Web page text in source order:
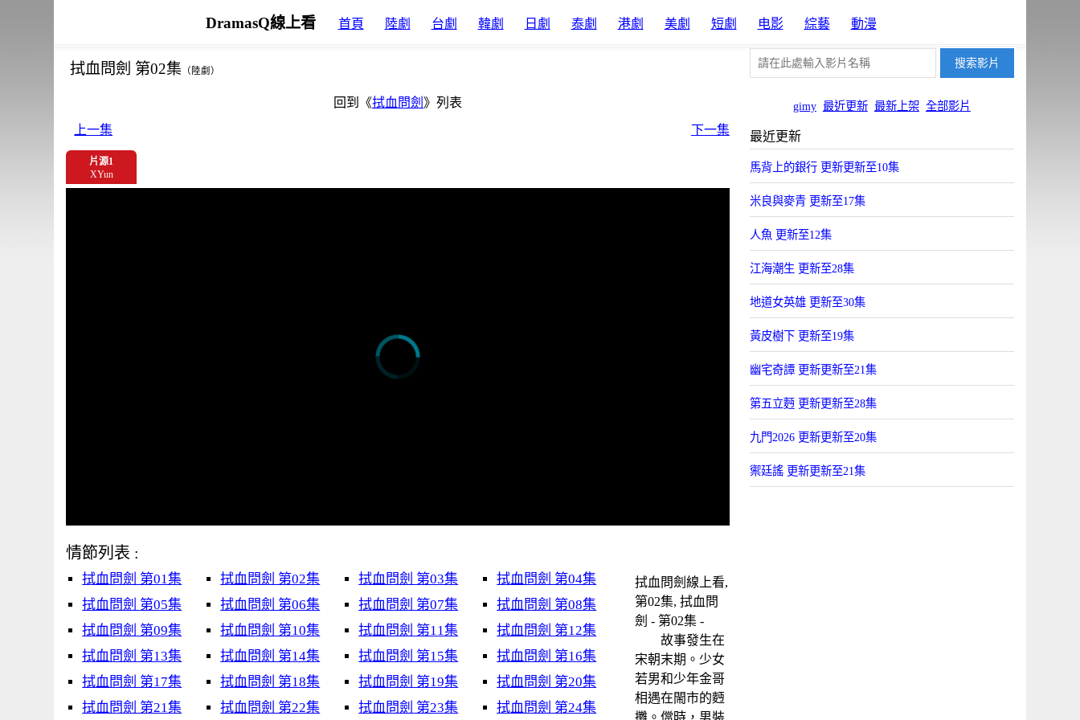
DramasQ線上看 首頁 陸劇 台劇 韓劇 日劇 泰劇 港劇 美劇 短劇 电影 綜藝 動漫
gimy 最近更新 最新上架 全部影片
拭血問劍 第02集 （陸劇）
回到《拭血問劍 》列表
上一集
下一集
片源1
XYun
情節列表 :
拭血問劍 第01集 拭血問劍 第02集 拭血問劍 第03集
拭血問劍 第04集
拭血問劍 第05集
拭血問劍 第06集 拭血問劍 第07集
拭血問劍 第08集
拭血問劍 第09集
拭血問劍 第10集 拭血問劍 第11集
拭血問劍 第12集
拭血問劍 第13集
拭血問劍 第14集 拭血問劍 第15集
拭血問劍 第16集
拭血問劍 第17集
拭血問劍 第18集 拭血問劍 第19集
拭血問劍 第20集
拭血問劍 第21集
拭血問劍 第22集 拭血問劍 第23集 拭血問劍 第24集
拭血問劍線上看,
第02集, 拭血問
劍 - 第02集 -
故事發生在
宋朝末期。少女
若男和少年金哥
相遇在閙市的麪
攤。儅時，男裝
最近更新
馬背上的銀行 更新更新至10集
米良與麥青 更新至17集
人魚 更新至12集
江海潮生 更新至28集
地道女英雄 更新至30集
黃皮樹下 更新至19集
幽宅奇譚 更新更新至21集
第五立麪 更新更新至28集
九門2026 更新更新至20集
禦廷謠 更新更新至21集